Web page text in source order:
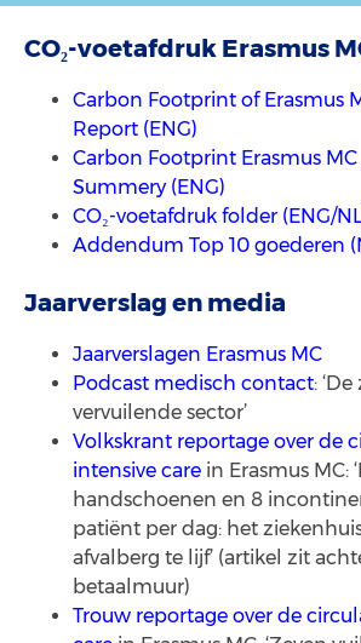
CO₂-voetafdruk Erasmus
Carbon Footprint of Erasmus
Report (ENG)
Carbon Footprint Erasmus MC
Summery (ENG)
CO₂-voetafdruk folder (ENG/
Addendum Top 10 goederen
Jaarverslag en media
Jaarverslagen Erasmus MC
Podcast medisch contact:
vervuilende sector’
Volkskrant reportage over de
intensive care in Erasmus MC:
handschoenen en 8
patiënt per dag: het
afvalberg te lijf’ (artikel zit
betaalmuur)
Trouw reportage over de